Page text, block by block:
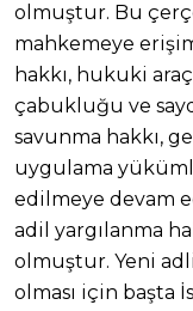
olmuştur. Bu
mahkemeye
hakkı, hukuki
çabukluğu ve
savunma hakkı,
uygulama
edilmeye devam
adil yargılanma
olmuştur. Yeni adli
olması için başta